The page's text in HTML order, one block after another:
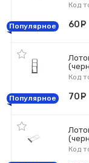
Код
Популярное 60
Код
Популярное 70
Код